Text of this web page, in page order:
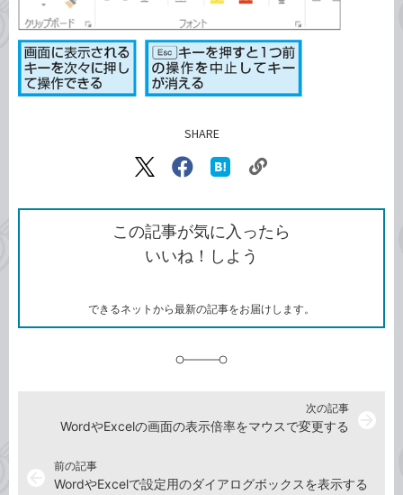
SHARE
X（旧
で
シ
ェ
ア
Facebook
シ
ェ
ア
な
ブ
ッ
ク
ク
ク
を
コ
この記事が気に入ったら
いいね！しよう
できるネットから最新の記事をお届けします。
前の記事
WordやExcelで設定用のダイアログボックスを表示する
次の記事
WordやExcelの画面の表示倍率をマウスで変更する